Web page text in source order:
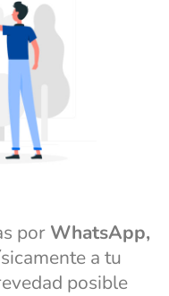
por WhatsApp,
a tu
posible